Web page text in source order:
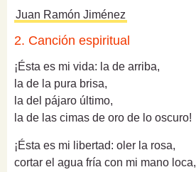
Juan Ramón Jiménez
2. Canción espiritual
¡Ésta es mi vida: la de arriba,
la de la pura brisa,
la del pájaro último,
la de las cimas de oro de lo oscuro!
¡Ésta es mi libertad: oler la rosa,
cortar el agua fría con mi mano loca,